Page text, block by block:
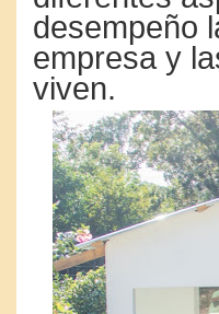
desempeño
empresa y
viven.